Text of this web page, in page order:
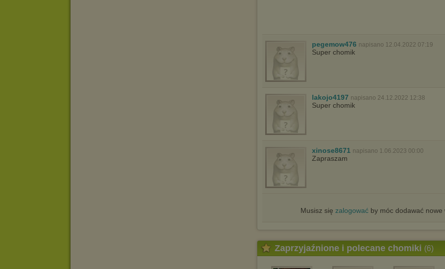
pegemow476 napisano 12.04.2022 07:19
Super chomik
lakojo4197 napisano 24.12.2022 12:38
Super chomik
xinose8671 napisano 1.06.2023 00:00
Zapraszam
Musisz się zalogowaćby móc dodawać nowe
Zaprzyjaźnione i polecane chomiki (6)